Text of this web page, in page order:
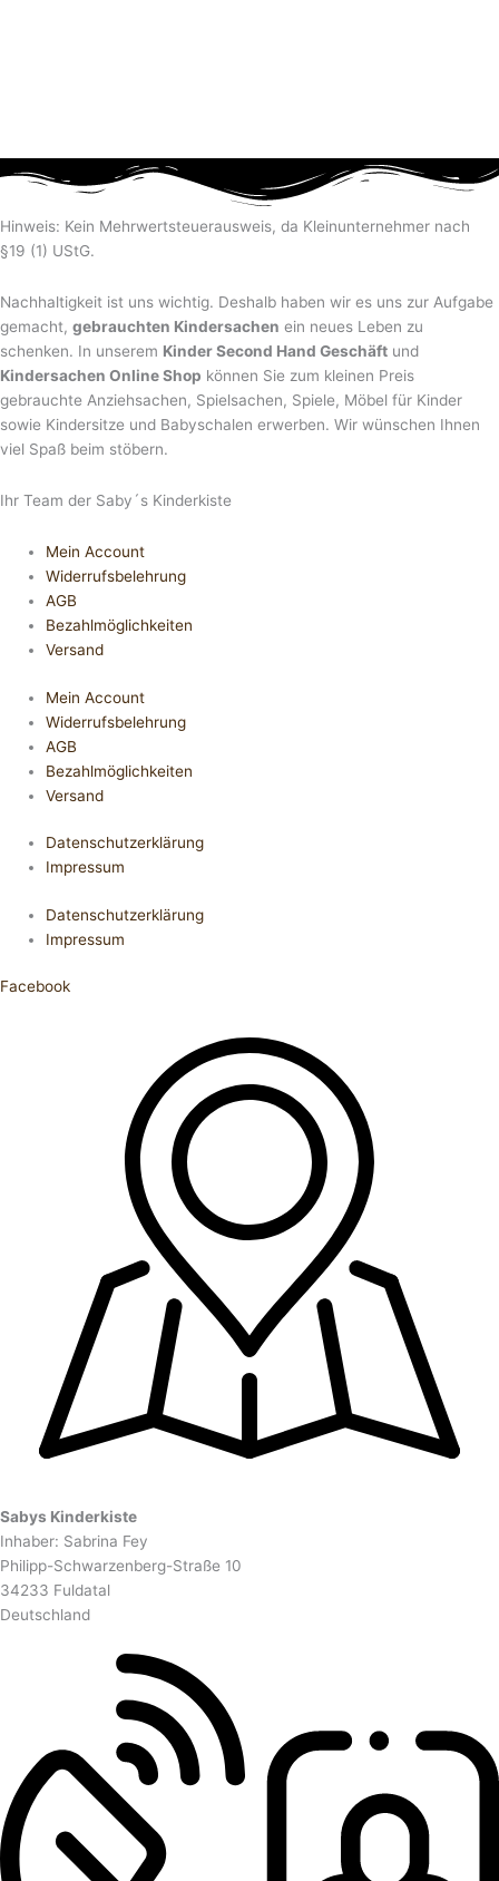
Hinweis: Kein Mehrwertsteuerausweis, da Kleinunternehmer nach
§19 (1) UStG.
Nachhaltigkeit ist uns wichtig. Deshalb haben wir es uns zur Aufgabe
gemacht, gebrauchten Kindersachen ein neues Leben zu
schenken. In unserem Kinder Second Hand Geschäft und
Kindersachen Online Shop können Sie zum kleinen Preis
gebrauchte Anziehsachen, Spiel­sachen, Spiele, Möbel für Kinder
sowie Kindersitze und Babyschalen erwerben. Wir wünschen Ihnen
viel Spaß beim stöbern.
Ihr Team der Saby´s Kinderkiste
Mein Account
Widerrufsbelehrung
AGB
Bezahlmöglichkeiten
Versand
Mein Account
Widerrufsbelehrung
AGB
Bezahlmöglichkeiten
Versand
Datenschutzerklärung
Impressum
Datenschutzerklärung
Impressum
Facebook
Sabys Kinderkiste
Inhaber: Sabrina Fey
Philipp-Schwarzenberg-Straße 10
34233 Fuldatal
Deutschland